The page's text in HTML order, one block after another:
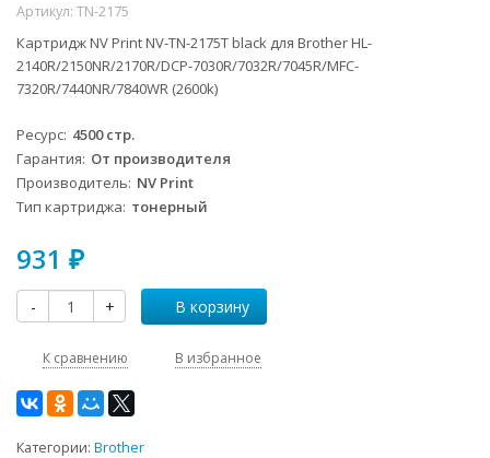
Артикул: TN-2175
Картридж NV Print NV-TN-2175T black для Brother HL-
2140R/2150NR/2170R/DCP-7030R/7032R/7045R/MFC-
7320R/7440NR/7840WR (2600k)
Ресурс 4500 стр.
Гарантия От производителя
Производитель NV Print
Тип картриджа тонерный
931 ₽
- + В корзину
К сравнению В избранное
Категории: Brother